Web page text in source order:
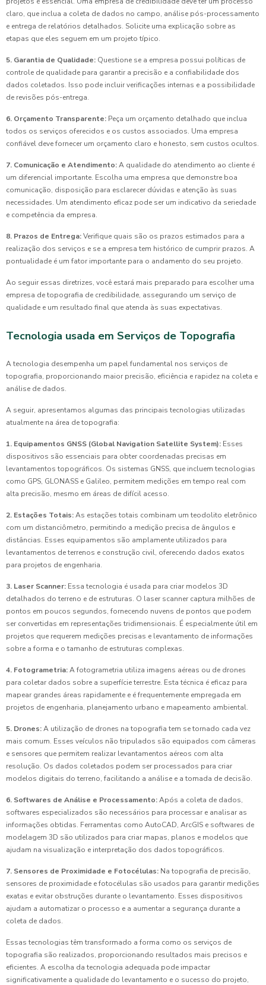
claro, que inclua a coleta de dados no campo, análise pós-processamento
e entrega de relatórios detalhados. Solicite uma explicação sobre as
etapas que eles seguem em um projeto típico.
5. Garantia de Qualidade: Questione se a empresa possui políticas de
controle de qualidade para garantir a precisão e a confiabilidade dos
dados coletados. Isso pode incluir verificações internas e a possibilidade
de revisões pós-entrega.
6. Orçamento Transparente: Peça um orçamento detalhado que inclua
todos os serviços oferecidos e os custos associados. Uma empresa
confiável deve fornecer um orçamento claro e honesto, sem custos ocultos.
7. Comunicação e Atendimento:A qualidade do atendimento ao cliente é
um diferencial importante. Escolha uma empresa que demonstre boa
comunicação, disposição para esclarecer dúvidas e atenção às suas
necessidades. Um atendimento eficaz pode ser um indicativo da seriedade
e competência da empresa.
8. Prazos de Entrega:Verifique quais são os prazos estimados para a
realização dos serviços e se a empresa tem histórico de cumprir prazos. A
pontualidade é um fator importante para o andamento do seu projeto.
Ao seguir essas diretrizes, você estará mais preparado para escolher uma
empresa de topografia de credibilidade, assegurando um serviço de
qualidade e um resultado final que atenda às suas expectativas.
Tecnologia usada em Serviços de Topografia
A tecnologia desempenha um papel fundamental nos serviços de
topografia, proporcionando maior precisão, eficiência e rapidez na coleta e
análise de dados.
A seguir, apresentamos algumas das principais tecnologias utilizadas
atualmente na área de topografia:
1. Equipamentos GNSS (Global Navigation Satellite System): Esses
dispositivos são essenciais para obter coordenadas precisas em
levantamentos topográficos. Os sistemas GNSS, que incluem tecnologias
como GPS, GLONASS e Galileo, permitem medições em tempo real com
alta precisão, mesmo em áreas de difícil acesso.
2. Estações Totais:As estações totais combinam um teodolito eletrônico
com um distanciômetro, permitindo a medição precisa de ângulos e
distâncias. Esses equipamentos são amplamente utilizados para
levantamentos de terrenos e construção civil, oferecendo dados exatos
para projetos de engenharia.
3. Laser Scanner: Essa tecnologia é usada para criar modelos 3D
detalhados do terreno e de estruturas. O laser scanner captura milhões de
pontos em poucos segundos, fornecendo nuvens de pontos que podem
ser convertidas em representações tridimensionais. É especialmente útil em
projetos que requerem medições precisas e levantamento de informações
sobre a forma e o tamanho de estruturas complexas.
4. Fotogrametria:A fotogrametria utiliza imagens aéreas ou de drones
para coletar dados sobre a superfície terrestre. Esta técnica é eficaz para
mapear grandes áreas rapidamente e é frequentemente empregada em
projetos de engenharia, planejamento urbano e mapeamento ambiental.
5. Drones:A utilização de drones na topografia tem se tornado cada vez
mais comum. Esses veículos não tripulados são equipados com câmeras
e sensores que permitem realizar levantamentos aéreos com alta
resolução. Os dados coletados podem ser processados para criar
modelos digitais do terreno, facilitando a análise e a tomada de decisão.
6. Softwares de Análise e Processamento:Após a coleta de dados,
softwares especializados são necessários para processar e analisar as
informações obtidas. Ferramentas como AutoCAD, ArcGIS e softwares de
modelagem 3D são utilizados para criar mapas, planos e modelos que
ajudam na visualização e interpretação dos dados topográficos.
7. Sensores de Proximidade e Fotocélulas: Na topografia de precisão,
sensores de proximidade e fotocélulas são usados para garantir medições
exatas e evitar obstruções durante o levantamento. Esses dispositivos
ajudam a automatizar o processo e a aumentar a segurança durante a
coleta de dados.
Essas tecnologias têm transformado a forma como os serviços de
topografia são realizados, proporcionando resultados mais precisos e
eficientes. A escolha da tecnologia adequada pode impactar
significativamente a qualidade do levantamento e o sucesso do projeto,